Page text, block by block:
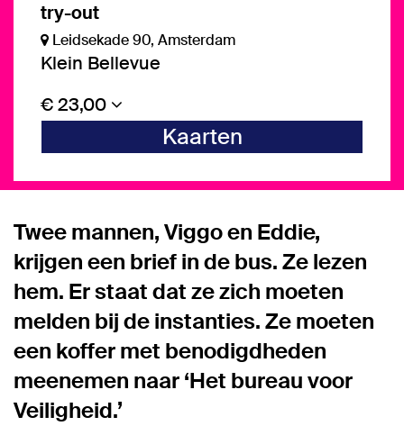
try-out
Leidsekade 90, Amsterdam
Klein Bellevue
€ 23,00
Kaarten
Twee mannen, Viggo en Eddie,
krijgen een brief in de bus. Ze lezen
hem. Er staat dat ze zich moeten
melden bij de instanties. Ze moeten
een koffer met benodigdheden
meenemen naar ‘Het bureau voor
Veiligheid.’